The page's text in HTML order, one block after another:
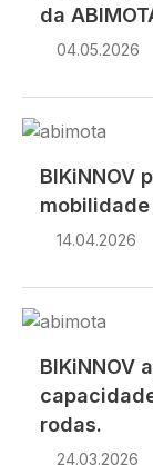
da
04.05.2026
Imagem
BIKiNNOV
14.04.2026
Imagem
BIKiNNOV
rodas.
24.03.2026